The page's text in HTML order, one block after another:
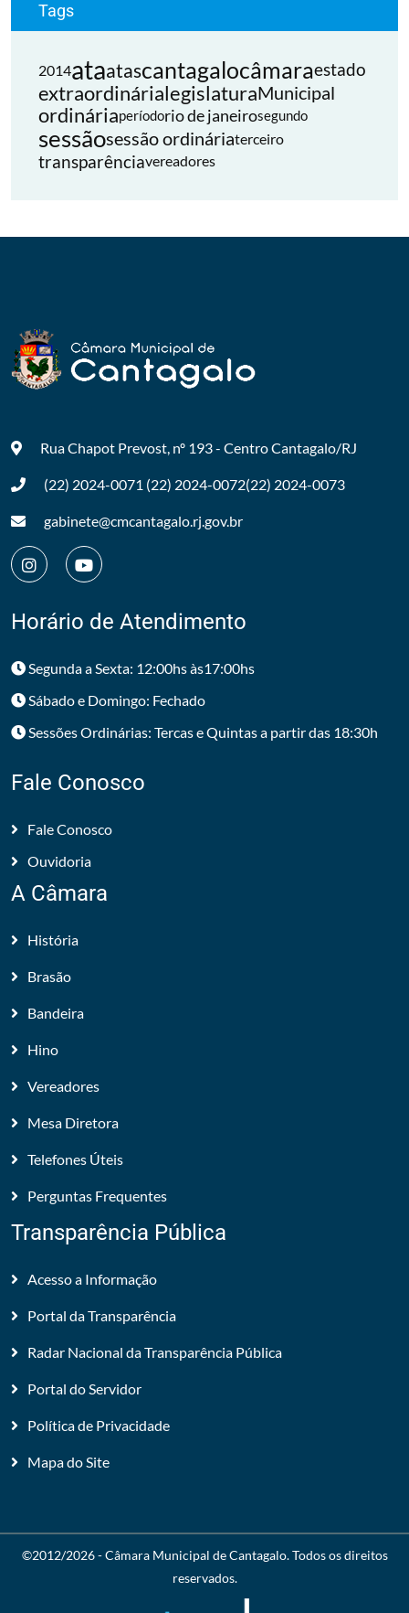
Tags
2014ataatascantagalocâmaraestado
extraordinárialegislaturaMunicipal
ordináriaperíodorio de janeirosegundo
sessãosessão ordináriaterceiro
transparênciavereadores
Rua Chapot Prevost, nº 193 - CentroCantagalo/RJ
(22) 2024-0071 (22) 2024-0072(22) 2024-0073
gabinete@cmcantagalo.rj.gov.br
Horário de Atendimento
Segunda a Sexta: 12:00hs às17:00hs
Sábado e Domingo: Fechado
Sessões Ordinárias: Tercas e Quintas a partir das 18:30h
Fale Conosco
Fale Conosco
Ouvidoria
A Câmara
História
Brasão
Bandeira
Hino
Vereadores
Mesa Diretora
Telefones Úteis
Perguntas Frequentes
Transparência Pública
Acesso a Informação
Portal da Transparência
Radar Nacional da Transparência Pública
Portal do Servidor
Política de Privacidade
Mapa do Site
©2012/2026 -Câmara Municipal de Cantagalo. Todos os direitos
reservados.